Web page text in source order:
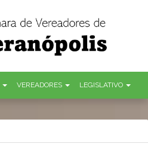
VEREADORES LEGISLATIVO